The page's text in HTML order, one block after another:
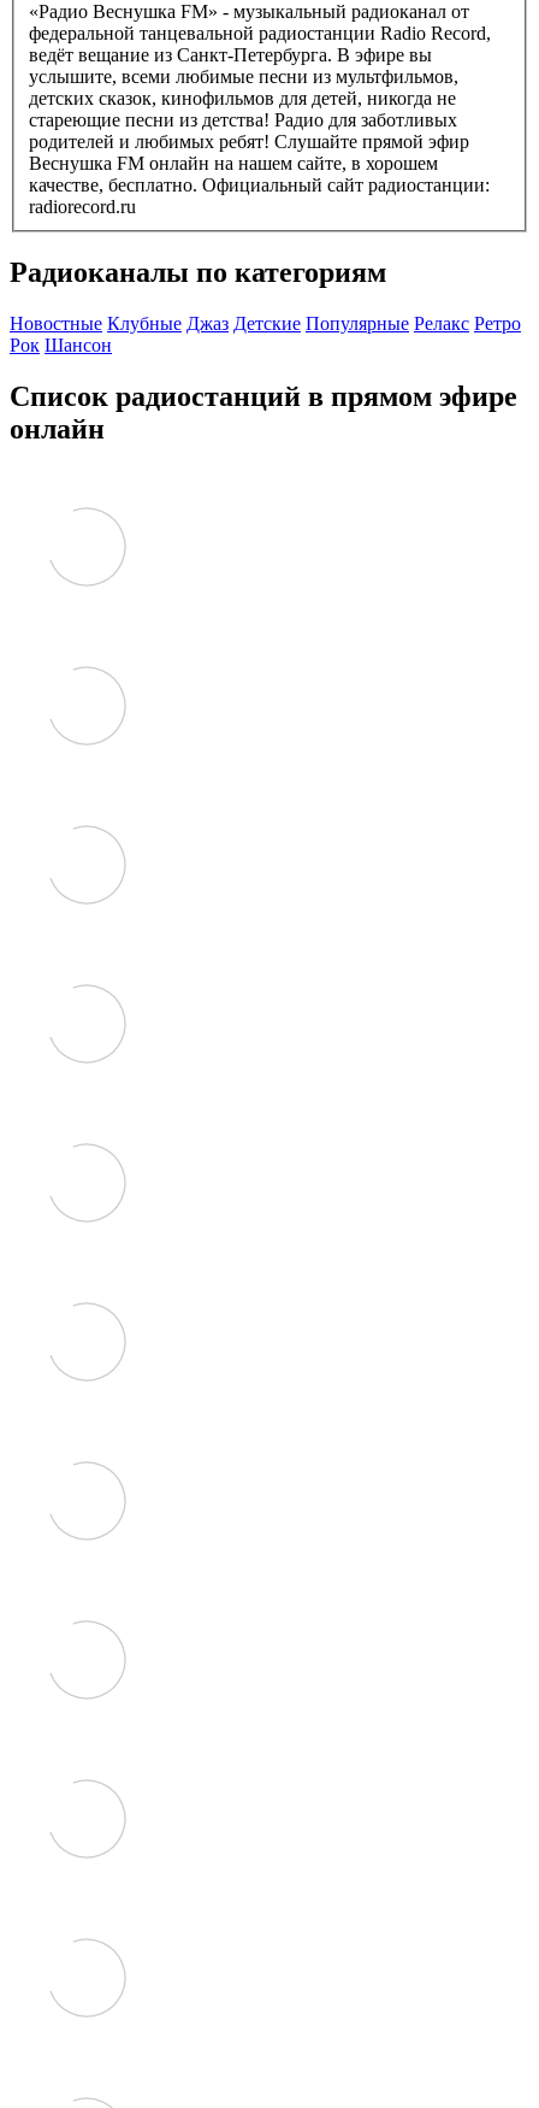
«Радио Веснушка FM» - музыкальный радиоканал от
федеральной танцевальной радиостанции Radio Record,
ведёт вещание из Санкт-Петербурга. В эфире вы
услышите, всеми любимые песни из мультфильмов,
детских сказок, кинофильмов для детей, никогда не
стареющие песни из детства! Радио для заботливых
родителей и любимых ребят! Слушайте прямой эфир
Веснушка FM онлайн на нашем сайте, в хорошем
качестве, бесплатно. Официальный сайт радиостанции:
radiorecord.ru
Радиоканалы по категориям
Новостные Клубные Джаз Детские Популярные Релакс Ретро
Рок Шансон
Список радиостанций в прямом эфире
онлайн